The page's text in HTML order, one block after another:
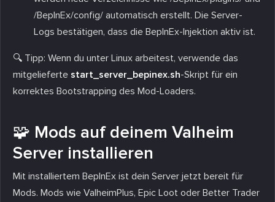
/BepInEx/config/ automatisch erstellt. Die Server-
Logs bestätigen, dass die BepInEx-Injektion aktiv ist.
🔍 Tipp: Wenn du unter Linux arbeitest, verwende das
mitgelieferte start_server_bepinex.sh-Skript für ein
korrektes Bootstrapping des Mod-Loaders.
🧩 Mods auf deinem Valheim
Server installieren
Mit installiertem BepInEx ist dein Server jetzt bereit für
Mods. Mods wie ValheimPlus, Epic Loot oder Better Trader